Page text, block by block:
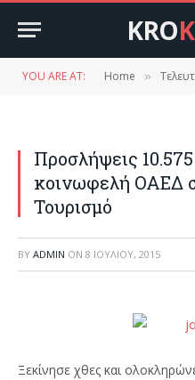
KRO
YOU ARE AT: Home »
Προσλήψεις
κοινωφελή ΟΑΕΔ
Τουρισμό
BY ADMIN ON 8 ΙΟΥΛΊΟΥ, 2015
Ξεκίνησε χθες και